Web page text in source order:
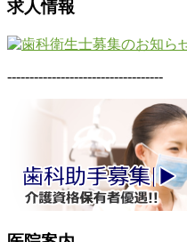
求人情報
-----------------------------------